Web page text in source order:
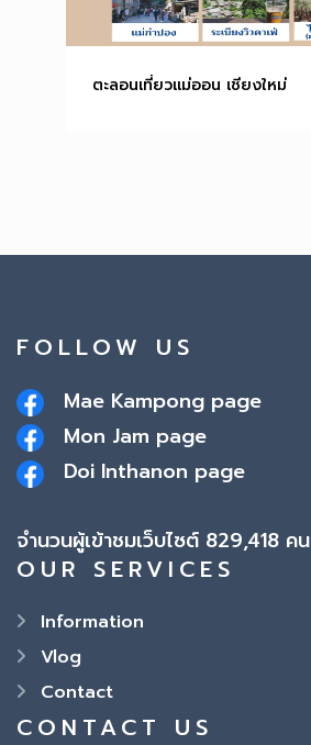
ตะลอนเที่ยวแม่ออน เชียงใหม่
FOLLOW US
Mae Kampong page
Mon Jam page
Doi Inthanon page
จำนวนผู้เข้าชมเว็บไซต์ 829,418 คน
OUR SERVICES
Information
Vlog
Contact
CONTACT US